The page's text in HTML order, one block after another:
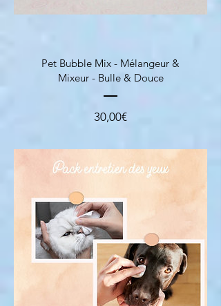
Pet Bubble Mix - Mélangeur &
Mixeur - Bulle & Douce
30,00€Prezzo